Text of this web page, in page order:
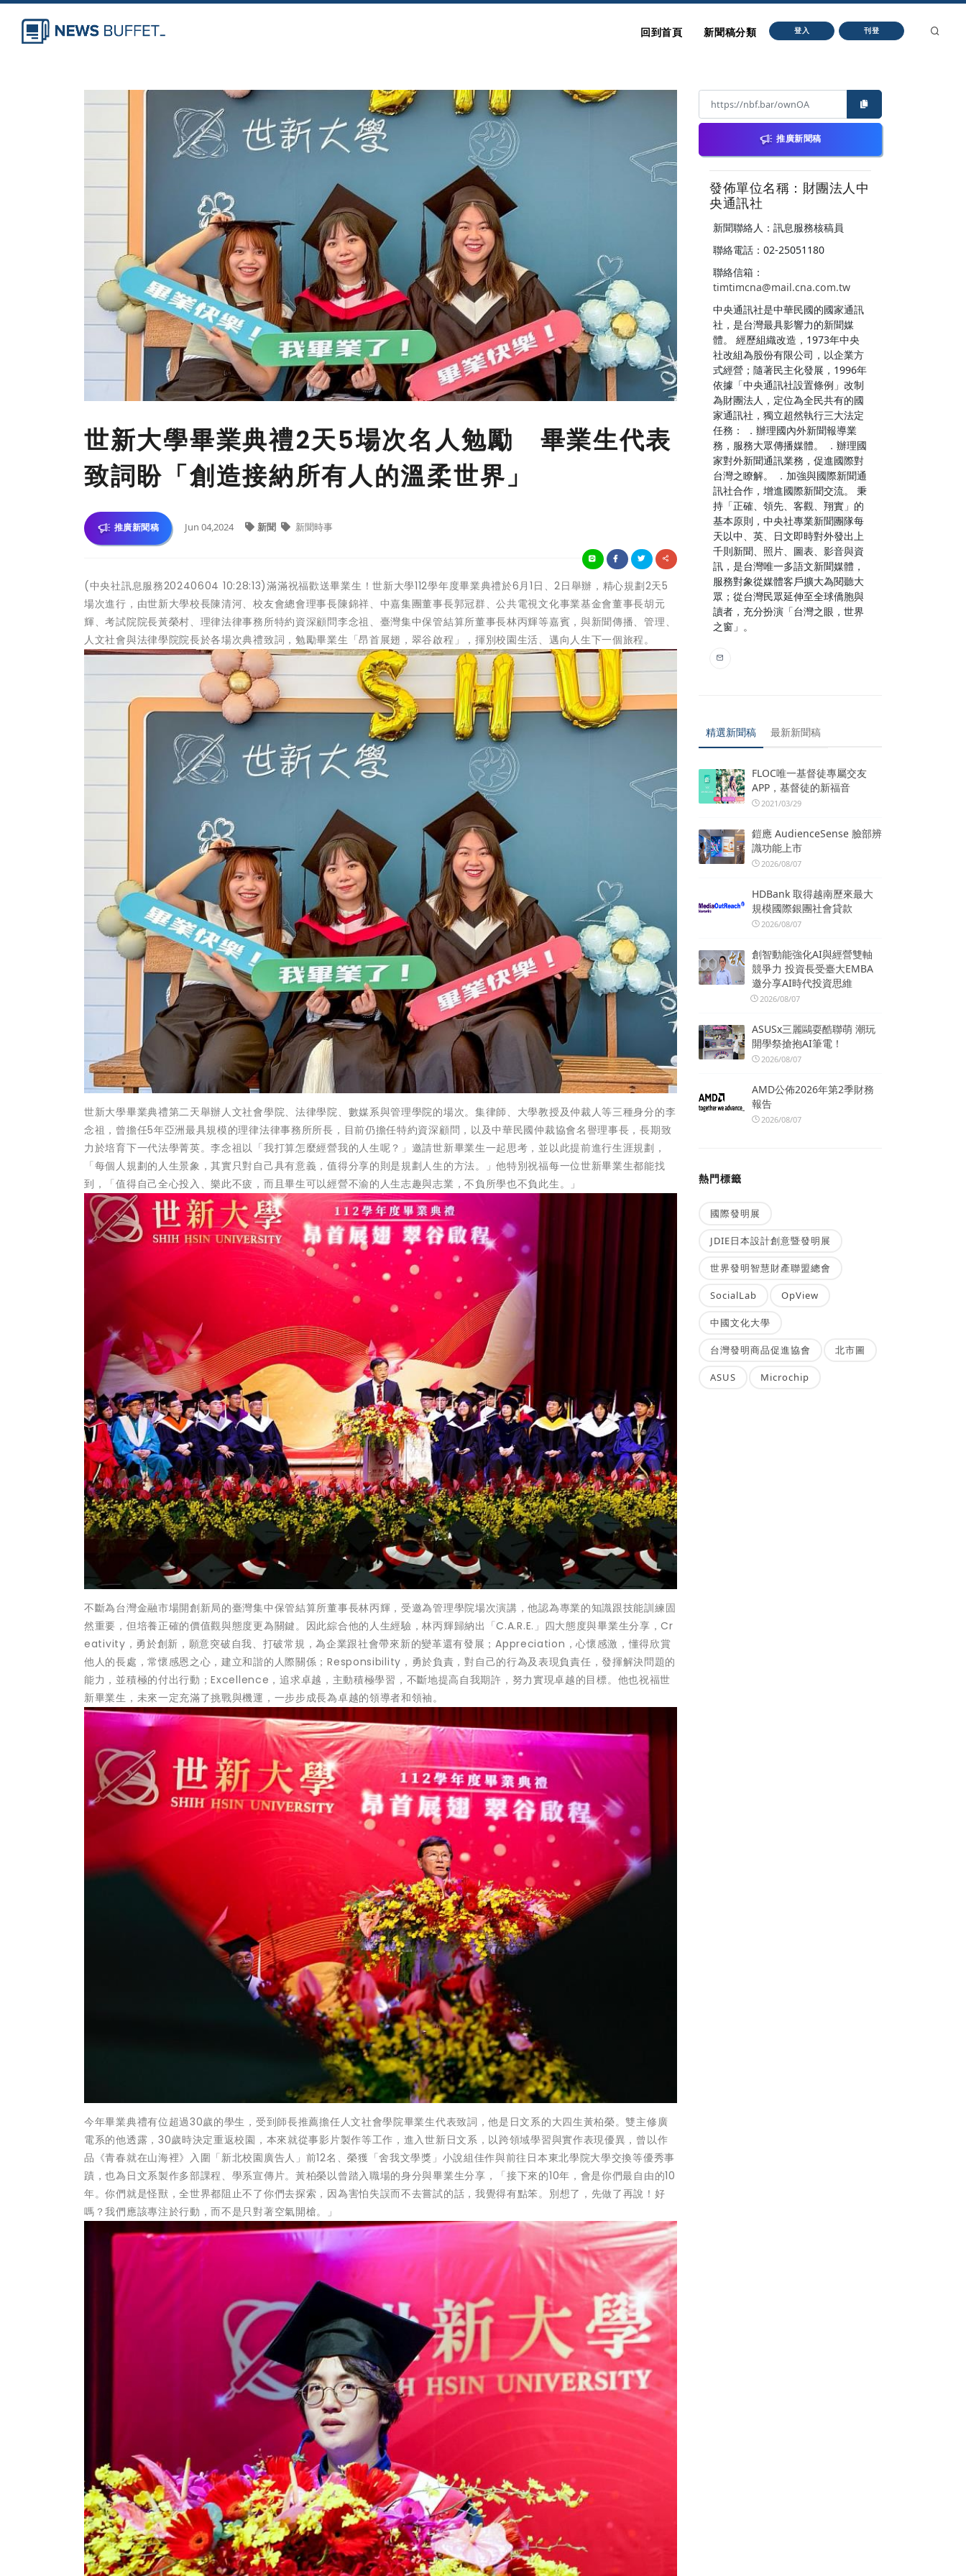
回到首頁 新聞稿分類 登入 刊登
世新大學畢業典禮2天5場次名人勉勵 畢業生代表
致詞盼「創造接納所有人的溫柔世界」
推廣新聞稿 Jun 04,2024 新聞 新聞時事
(中央社訊息服務20240604 10:28:13)滿滿祝福歡送畢業生！世新大學112學年度畢業典禮於6月1日、2日舉辦，精心規劃2天5
場次進行，由世新大學校長陳清河、校友會總會理事長陳錦祥、中嘉集團董事長郭冠群、公共電視文化事業基金會董事長胡元
輝、考試院院長黃榮村、理律法律事務所特約資深顧問李念祖、臺灣集中保管結算所董事長林丙輝等嘉賓，與新聞傳播、管理、
人文社會與法律學院院長於各場次典禮致詞，勉勵畢業生「昂首展翅，翠谷啟程」，揮別校園生活、邁向人生下一個旅程。
世新大學畢業典禮第二天舉辦人文社會學院、法律學院、數媒系與管理學院的場次。集律師、大學教授及仲裁人等三種身分的李
念祖，曾擔任5年亞洲最具規模的理律法律事務所所長，目前仍擔任特約資深顧問，以及中華民國仲裁協會名譽理事長，長期致
力於培育下一代法學菁英。李念祖以「我打算怎麼經營我的人生呢？」邀請世新畢業生一起思考，並以此提前進行生涯規劃，
「每個人規劃的人生景象，其實只對自己具有意義，值得分享的則是規劃人生的方法。」他特別祝福每一位世新畢業生都能找
到，「值得自己全心投入、樂此不疲，而且畢生可以經營不渝的人生志趣與志業，不負所學也不負此生。」
不斷為台灣金融市場開創新局的臺灣集中保管結算所董事長林丙輝，受邀為管理學院場次演講，他認為專業的知識跟技能訓練固
然重要，但培養正確的價值觀與態度更為關鍵。因此綜合他的人生經驗，林丙輝歸納出「C.A.R.E.」四大態度與畢業生分享，Cr
eativity，勇於創新，願意突破自我、打破常規，為企業跟社會帶來新的變革還有發展；Appreciation，心懷感激，懂得欣賞
他人的長處，常懷感恩之心，建立和諧的人際關係；Responsibility，勇於負責，對自己的行為及表現負責任，發揮解決問題的
能力，並積極的付出行動；Excellence，追求卓越，主動積極學習，不斷地提高自我期許，努力實現卓越的目標。他也祝福世
新畢業生，未來一定充滿了挑戰與機運，一步步成長為卓越的領導者和領袖。
今年畢業典禮有位超過30歲的學生，受到師長推薦擔任人文社會學院畢業生代表致詞，他是日文系的大四生黃柏榮。雙主修廣
電系的他透露，30歲時決定重返校園，本來就從事影片製作等工作，進入世新日文系，以跨領域學習與實作表現優異，曾以作
品《青春就在山海裡》入圍「新北校園廣告人」前12名、榮獲「舍我文學獎」小說組佳作與前往日本東北學院大學交換等優秀事
蹟，也為日文系製作多部課程、學系宣傳片。黃柏榮以曾踏入職場的身分與畢業生分享，「接下來的10年，會是你們最自由的10
年。你們就是怪獸，全世界都阻止不了你們去探索，因為害怕失誤而不去嘗試的話，我覺得有點笨。別想了，先做了再說！好
嗎？我們應該專注於行動，而不是只對著空氣開槍。」
推廣新聞稿
發佈單位名稱：財團法人中
央通訊社
新聞聯絡人：訊息服務核稿員
聯絡電話：02-25051180
聯絡信箱：
timtimcna@mail.cna.com.tw
中央通訊社是中華民國的國家通訊
社，是台灣最具影響力的新聞媒
體。 經歷組織改造，1973年中央
社改組為股份有限公司，以企業方
式經營；隨著民主化發展，1996年
依據「中央通訊社設置條例」改制
為財團法人，定位為全民共有的國
家通訊社，獨立超然執行三大法定
任務： ．辦理國內外新聞報導業
務，服務大眾傳播媒體。 ．辦理國
家對外新聞通訊業務，促進國際對
台灣之瞭解。 ．加強與國際新聞通
訊社合作，增進國際新聞交流。 秉
持「正確、領先、客觀、翔實」的
基本原則，中央社專業新聞團隊每
天以中、英、日文即時對外發出上
千則新聞、照片、圖表、影音與資
訊，是台灣唯一多語文新聞媒體，
服務對象從媒體客戶擴大為閱聽大
眾；從台灣民眾延伸至全球僑胞與
讀者，充分扮演「台灣之眼，世界
之窗」。
精選新聞稿 最新新聞稿
FLOC唯一基督徒專屬交友
APP，基督徒的新福音
2021/03/29
鎧應 AudienceSense 臉部辨
識功能上市
2026/08/07
HDBank 取得越南歷來最大
規模國際銀團社會貸款
2026/08/07
創智動能強化AI與經營雙軸
競爭力 投資長受臺大EMBA
邀分享AI時代投資思維
2026/08/07
ASUSx三麗鷗耍酷聯萌 潮玩
開學祭搶抱AI筆電！
2026/08/07
AMD公佈2026年第2季財務
報告
2026/08/07
熱門標籤
國際發明展
JDIE日本設計創意暨發明展
世界發明智慧財產聯盟總會
SocialLab OpView
中國文化大學
台灣發明商品促進協會 北市圖
ASUS Microchip